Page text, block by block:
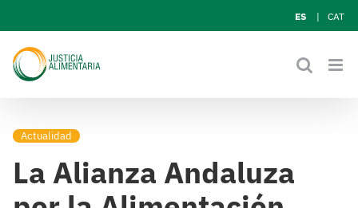
to
content
ES CAT
Actualidad
La Alianza Andaluza